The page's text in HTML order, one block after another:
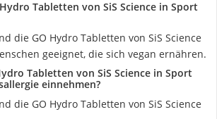
Tabletten von SiS Science in Sport
die GO Hydro Tabletten von SiS Science
geeignet, die sich vegan ernähren.
Tabletten von SiS Science in Sport
einnehmen?
die GO Hydro Tabletten von SiS Science